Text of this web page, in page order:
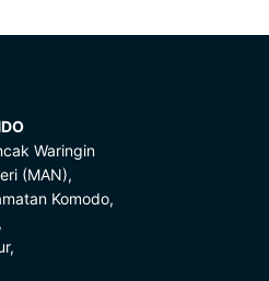
Waringin
(MAN),
Komodo,